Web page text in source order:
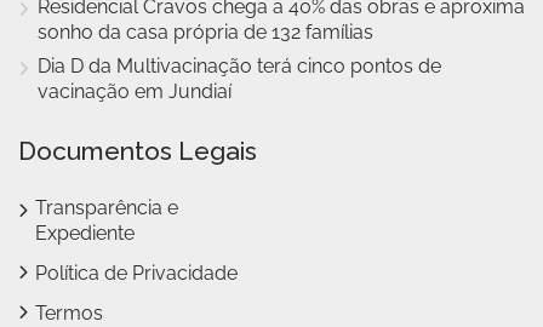
Residencial Cravos chega a 40% das obras e aproxima
sonho da casa própria de 132 famílias
Dia D da Multivacinação terá cinco pontos de
vacinação em Jundiaí
Documentos Legais
Transparência e
Expediente
Política de Privacidade
Termos